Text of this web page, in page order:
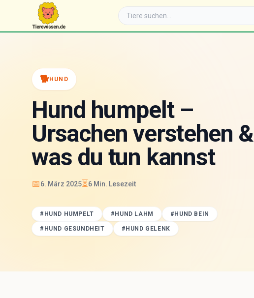
🐕HUND
Hund humpelt –
Ursachen verstehen &
was du tun kannst
📅6. März 2025⏳6 Min. Lesezeit
# HUND HUMPELT # HUND LAHM # HUND BEIN
# HUND GESUNDHEIT # HUND GELENK